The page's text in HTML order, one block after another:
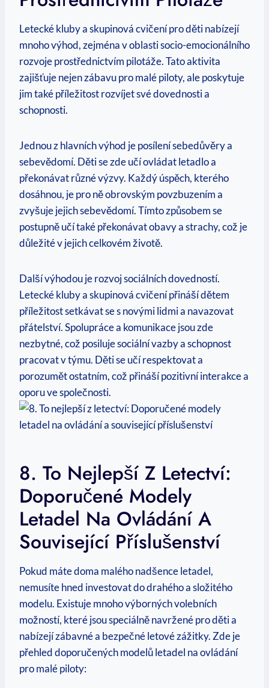
Letecké kluby a skupinová cvičení pro děti nabízejí
mnoho výhod, zejména v oblasti socio-emocionálního
rozvoje prostřednictvím pilotáže. Tato aktivita
zajišťuje nejen zábavu pro malé piloty, ale poskytuje
jim také příležitost rozvíjet své dovednosti a
schopnosti.
Jednou z hlavních výhod je posílení sebedůvěry a
sebevědomí. Děti se zde učí ovládat letadlo a
překonávat různé výzvy. Každý úspěch, kterého
dosáhnou, je pro ně obrovským povzbuzením a
zvyšuje jejich sebevědomí. Tímto způsobem se
postupně učí také překonávat obavy a strachy, což je
důležité v jejich celkovém životě.
Další výhodou je rozvoj sociálních dovedností.
Letecké kluby a skupinová cvičení přináší dětem
příležitost setkávat se s novými lidmi a navazovat
přátelství. Spolupráce a komunikace jsou zde
nezbytné, což posiluje sociální vazby a schopnost
pracovat v týmu. Děti se učí respektovat a
porozumět ostatním, což přináší pozitivní interakce a
oporu ve společnosti.
8. To Nejlepší Z Letectví:
Doporučené Modely
Letadel Na Ovládání A
Související Příslušenství
Pokud máte doma malého nadšence letadel,
nemusíte hned investovat do drahého a složitého
modelu. Existuje mnoho výborných volebních
možností, které jsou speciálně navržené pro děti a
nabízejí zábavné a bezpečné letové zážitky. Zde je
přehled doporučených modelů letadel na ovládání
pro malé piloty: